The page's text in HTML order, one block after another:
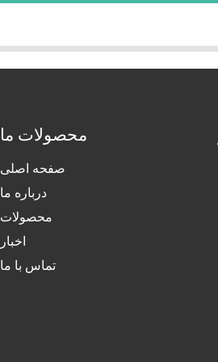
محصولات ما
صفحه اصلی
درباره ما
محصولات
اخبار
تماس با ما